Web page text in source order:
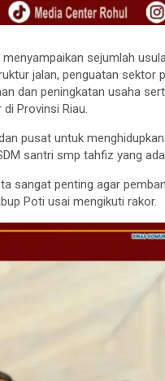
sejumlah
jalan, penguatan sektor
dan peningkatan usaha
Provinsi Riau.
pusat untuk
santri smp tahfiz yang
sangat penting agar
Poti usai mengikuti rakor.